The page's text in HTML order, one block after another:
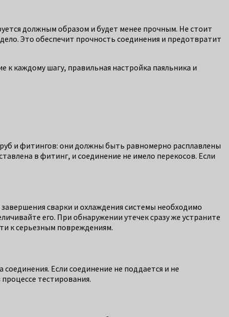
должным образом и будет менее прочным. Не стоит
Это обеспечит прочность соединения и предотвратит
каждому шагу, правильная настройка паяльника и
и фитингов: они должны быть равномерно расплавлены
в фитинг, и соединение не имело перекосов. Если
сварки и охлаждения системы необходимо
его. При обнаружении утечек сразу же устраните
к серьезным повреждениям.
Если соединение не поддается и не
тестирования.